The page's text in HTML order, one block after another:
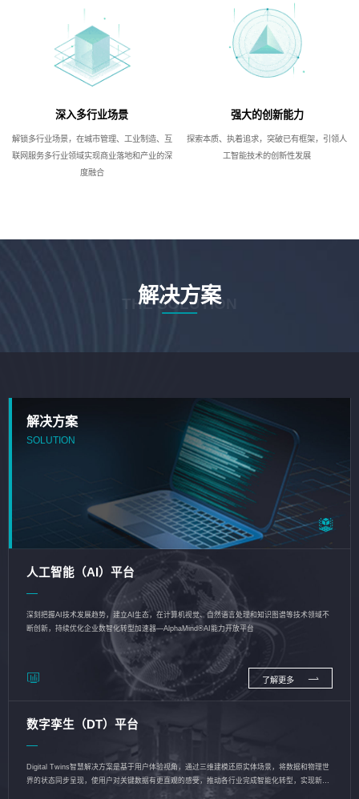
深入多行业场景
解锁多行业场景，在城市管理、工业制造、互
联网服务多行业领域实现商业落地和产业的深
度融合
强大的创新能力
探索本质、执着追求，突破已有框架，引领人
工智能技术的创新性发展
解决方案
THE SOLUTION
解决方案
SOLUTION
人工智能（AI）平台
深刻把握AI技术发展趋势，建立AI生态，在计算机视觉、自然语言处理和知识图谱等技术领域不
断创新，持续优化企业数智化转型加速器—AlphaMind®AI能力开放平台
了解更多
数字孪生（DT）平台
Digital Twins智慧解决方案是基于用户体验视角，通过三维建模还原实体场景，将数据和物理世
界的状态同步呈现，使用户对关键数据有更直观的感受，推动各行业完成智能化转型，实现新旧